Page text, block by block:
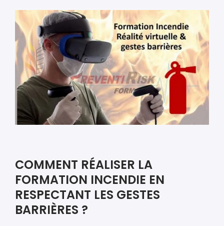
COMMENT RÉALISER LA
FORMATION INCENDIE EN
RESPECTANT LES GESTES
BARRIÈRES ?